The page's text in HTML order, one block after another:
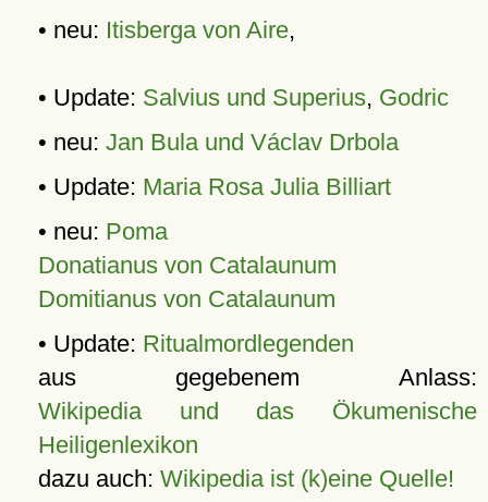
• neu: Itisberga von Aire,
• Update: Salvius und Superius, Godric
• neu: Jan Bula und Václav Drbola
• Update: Maria Rosa Julia Billiart
• neu: Poma
Donatianus von Catalaunum
Domitianus von Catalaunum
• Update: Ritualmordlegenden
aus gegebenem Anlass:
Wikipedia und das Ökumenische
Heiligenlexikon
dazu auch: Wikipedia ist (k)eine Quelle!